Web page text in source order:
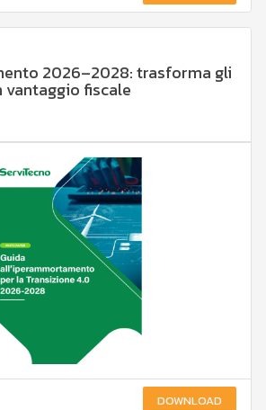
2026–2028: trasforma gli
fiscale
DOWNLOAD